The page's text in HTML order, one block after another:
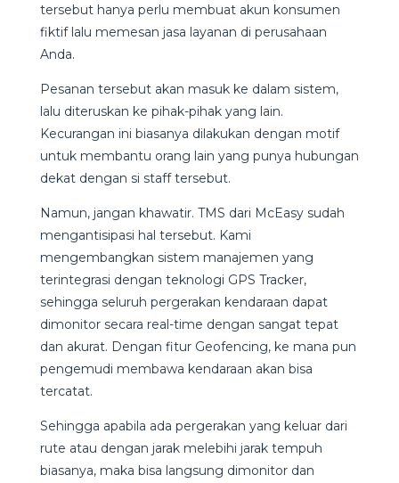
tersebut hanya perlu membuat akun konsumen
fiktif lalu memesan jasa layanan di perusahaan
Anda.
Pesanan tersebut akan masuk ke dalam sistem,
lalu diteruskan ke pihak-pihak yang lain.
Kecurangan ini biasanya dilakukan dengan motif
untuk membantu orang lain yang punya hubungan
dekat dengan si staff tersebut.
Namun, jangan khawatir. TMS dari McEasy sudah
mengantisipasi hal tersebut. Kami
mengembangkan sistem manajemen yang
terintegrasi dengan teknologi GPS Tracker,
sehingga seluruh pergerakan kendaraan dapat
dimonitor secara real-time dengan sangat tepat
dan akurat. Dengan fitur Geofencing, ke mana pun
pengemudi membawa kendaraan akan bisa
tercatat.
Sehingga apabila ada pergerakan yang keluar dari
rute atau dengan jarak melebihi jarak tempuh
biasanya, maka bisa langsung dimonitor dan